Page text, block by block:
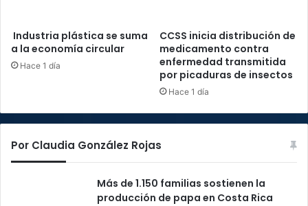
Industria plástica se suma
a la economía circular
Hace 1 día
CCSS inicia distribución de
medicamento contra
enfermedad transmitida
por picaduras de insectos
Hace 1 día
Por Claudia González Rojas
Más de 1.150 familias sostienen la
producción de papa en Costa Rica